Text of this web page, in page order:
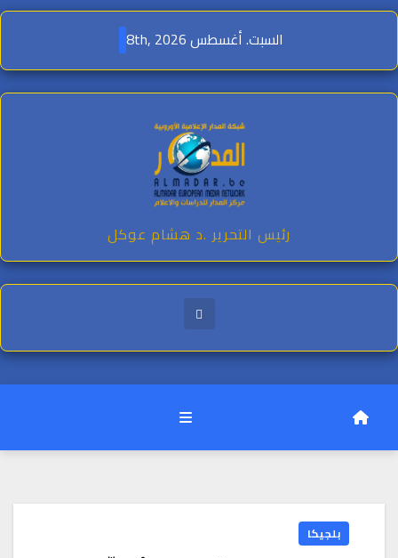
Skip
content
السبت. أغسطس 8th, 2026
رئيس التحرير .د هشام عوكل
بلجيكا